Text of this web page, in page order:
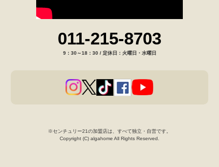
011-215-8703
9：30～18：30 / 定休日：火曜日・水曜日
※センチュリー21の加盟店は、すべて独立・自営です。
Copyright (C) algahome All Rights Reserved.